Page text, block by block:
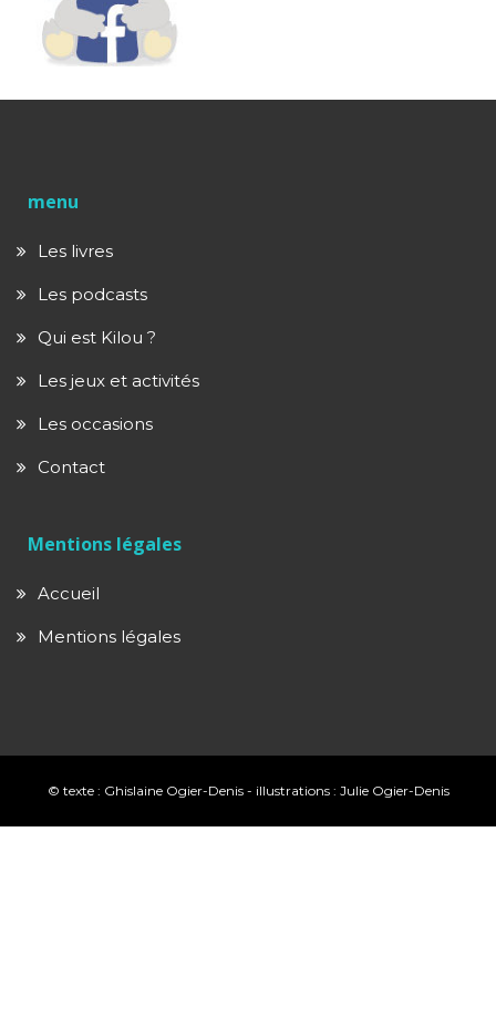
menu
Les livres
Les podcasts
Qui est Kilou ?
Les jeux et activités
Les occasions
Contact
Mentions légales
Accueil
Mentions légales
© texte : Ghislaine Ogier-Denis - illustrations : Julie Ogier-Denis